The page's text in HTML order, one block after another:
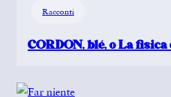
Racconti
CORDON, blé, o La